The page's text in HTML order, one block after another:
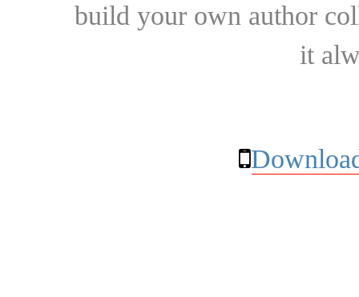
build your own author
it